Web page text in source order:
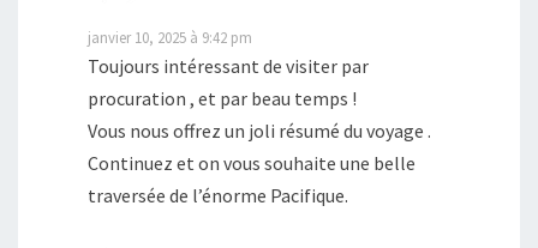
janvier 10, 2025 à 9:42 pm
Toujours intéressant de visiter par
procuration , et par beau temps !
Vous nous offrez un joli résumé du voyage .
Continuez et on vous souhaite une belle
traversée de l’énorme Pacifique.